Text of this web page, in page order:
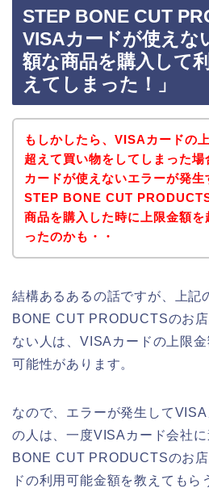
STEP BONE CUT
VISAカードが使えな
額な商品を購入して
えてしまった！」
もしかしたら、VISAカードの
超えて買い物をしてしまった場
カードが使えないエラーが発生
STEP BONE CUT
商品を購入した時に上限金額を
ったのかも・・
結構あるあるの話ですが、上記
BONE CUT PRODUCTSのお
ない人は、VISAカードの上限
可能性があります。
なので、エラーが発生して
の人は、一度VISAカード会社
BONE CUT PRODUCTSのお
ドの利用可能金額を教えてもら